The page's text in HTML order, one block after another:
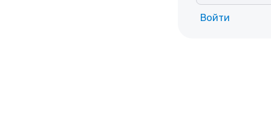
Войти